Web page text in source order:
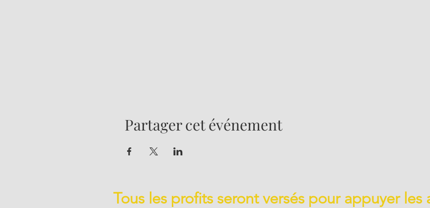
Partager cet événement
Tous les profits seront versés pour appuyer les